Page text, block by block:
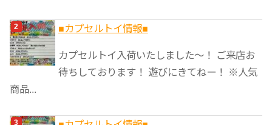
■カプセルトイ情報■
カプセルトイ入荷いたしました〜！ ご来店お
待ちしております！ 遊びにきてねー！ ※人気
商品...